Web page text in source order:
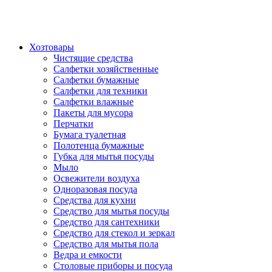
Хозтовары
Чистящие средства
Салфетки хозяйственные
Салфетки бумажные
Салфетки для техники
Салфетки влажные
Пакеты для мусора
Перчатки
Бумага туалетная
Полотенца бумажные
Губка для мытья посуды
Мыло
Освежители воздуха
Одноразовая посуда
Средства для кухни
Средство для мытья посуды
Средство для сантехники
Средство для стекол и зеркал
Средство для мытья пола
Ведра и емкости
Столовые приборы и посуда